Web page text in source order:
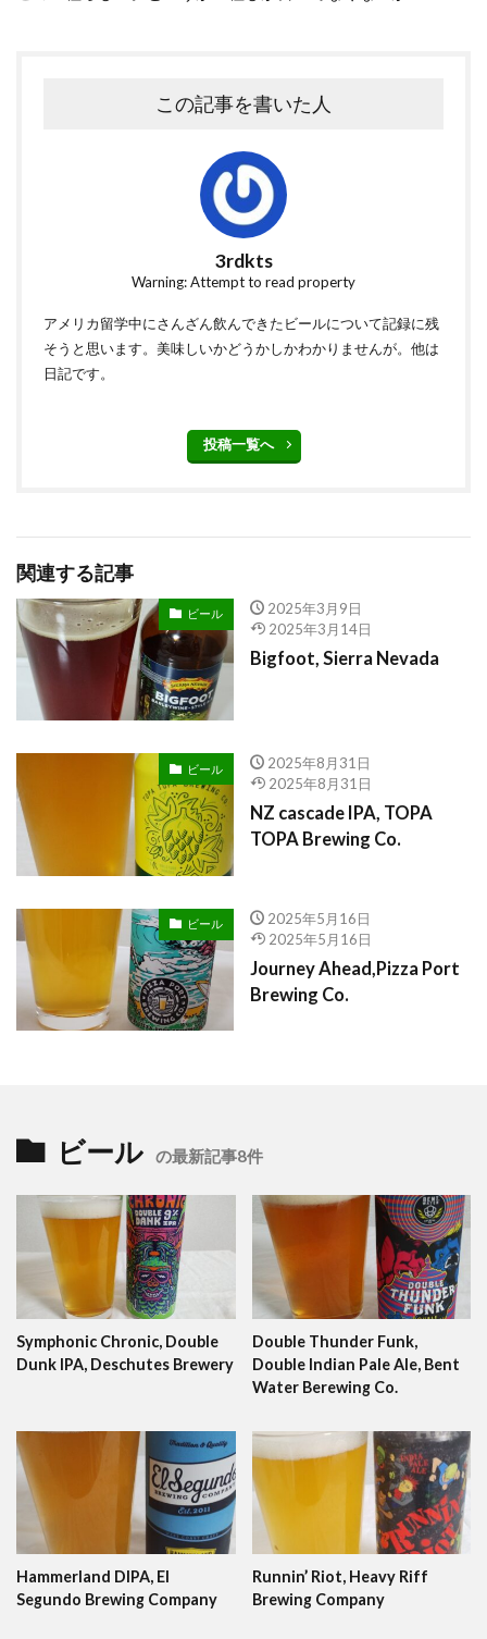
この記事を書いた人
3rdkts
Warning: Attempt to read property
アメリカ留学中にさんざん飲んできたビールについて記録に残
そうと思います。美味しいかどうかしかわかりませんが。他は
日記です。
投稿一覧へ
関連する記事
ビール
2025年3月9日
2025年3月14日
Bigfoot, Sierra Nevada
ビール
2025年8月31日
2025年8月31日
NZ cascade IPA, TOPA
TOPA Brewing Co.
ビール
2025年5月16日
2025年5月16日
Journey Ahead,Pizza Port
Brewing Co.
ビール の最新記事8件
Symphonic Chronic, Double
Dunk IPA, Deschutes Brewery
Double Thunder Funk,
Double Indian Pale Ale, Bent
Water Berewing Co.
Hammerland DIPA, El
Segundo Brewing Company
Runnin’ Riot, Heavy Riff
Brewing Company